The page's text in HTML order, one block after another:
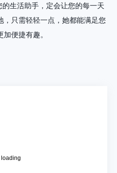
生活助手，定会让您的每一天
只需轻轻一点，她都能满足您
便捷有趣。